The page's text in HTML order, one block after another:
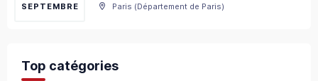
SEPTEMBRE
Paris (Département de Paris)
Top catégories